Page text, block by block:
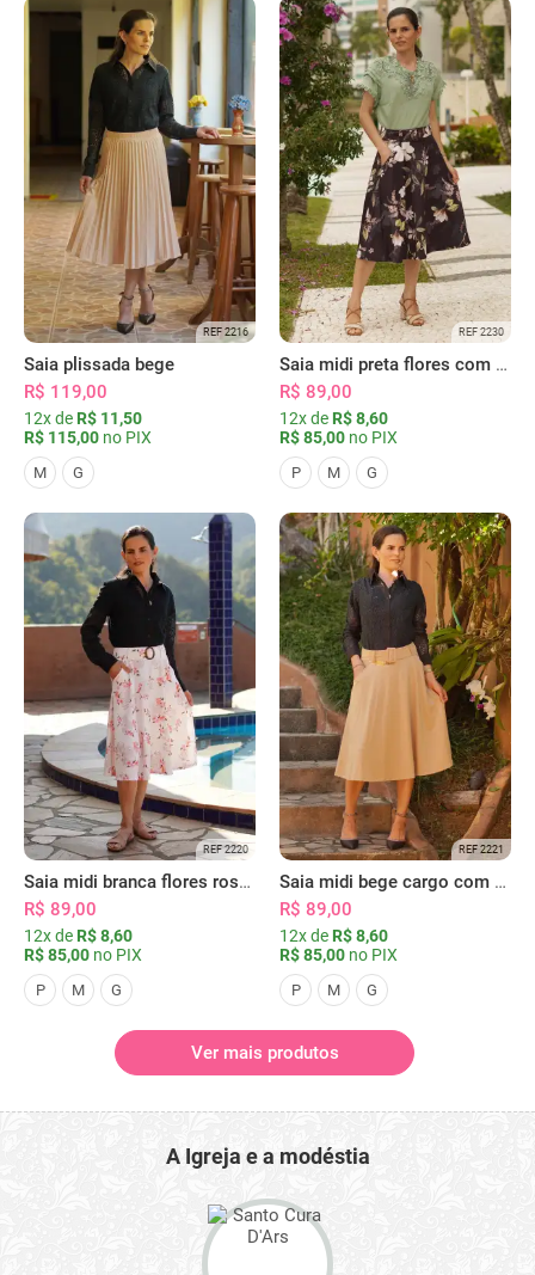
REF 2216
Saia plissada bege
R$ 119,00
12x de R$ 11,50
R$ 115,00 no PIX
M G
REF 2230
Saia midi preta flores com bolsos
R$ 89,00
12x de R$ 8,60
R$ 85,00 no PIX
P M G
REF 2220
Saia midi branca flores rosas com bolsos
R$ 89,00
12x de R$ 8,60
R$ 85,00 no PIX
P M G
REF 2221
Saia midi bege cargo com bolsos
R$ 89,00
12x de R$ 8,60
R$ 85,00 no PIX
P M G
Ver mais produtos
A Igreja e a modéstia